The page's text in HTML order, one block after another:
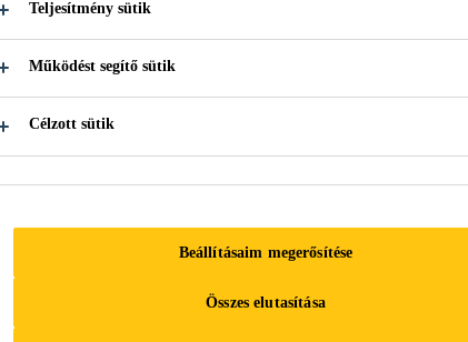
Teljesítmény sütik
Működést segítő sütik
Célzott sütik
Beállításaim megerősítése
Összes elutasítása